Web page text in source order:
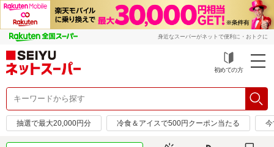
身近なスーパーがネットで便利に・おトクに
初めての方
抽選で最大20,000円分 冷食＆アイスで500円クーポン当たる